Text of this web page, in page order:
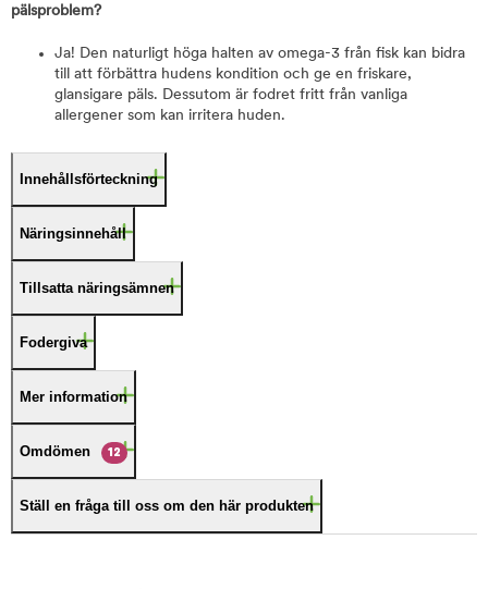
pälsproblem?
Ja! Den naturligt höga halten av omega-3 från fisk kan bidra
till att förbättra hudens kondition och ge en friskare,
glansigare päls. Dessutom är fodret fritt från vanliga
allergener som kan irritera huden.
Innehållsförteckning
Näringsinnehåll
Tillsatta näringsämnen
Fodergiva
Mer information
Omdömen 12
Ställ en fråga till oss om den här produkten